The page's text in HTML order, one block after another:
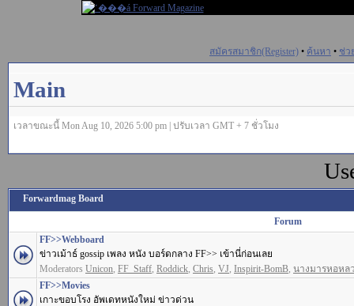
สมัครสมาชิก(Register) • ค้นหา • ช่ว
Main
เวลาขณะนี้ Mon Aug 10, 2026 5:00 pm | ปรับเวลา GMT + 7 ชั่วโมง
Forwardmag Board
Forum
FF>>Webboard
ข่าวเม้าธ์ gossip เพลง หนัง บอร์ดกลาง FF>> เข้านี่ก่อนเลย
Moderators Unicon, FF_Staff, Roddick, Chris, VJ, Inspirit-BomB, นางมารหอหล
FF>>Movies
เกาะขอบโรง อัพเดทหนังใหม่ ข่าวด่วน